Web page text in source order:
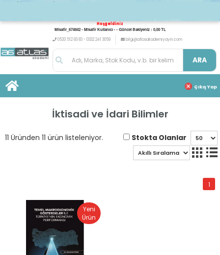
Hoşgeldiniz
Misafir_674842 - Misafir Kullanıcı - - Güncel Bakiyeniz : 0,00 TL
0533 512 93 83 - 0332 241 3059
bilgi@atlasakademiyayin.com
ARA
Çıkış Yap
İktisadi ve İdari Bilimler
11 Üründen 11 ürün listeleniyor. Stokta Olanlar
1
Yeni
Ürün